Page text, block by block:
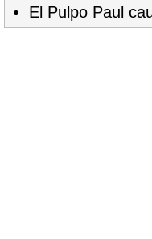
El Pulpo Paul